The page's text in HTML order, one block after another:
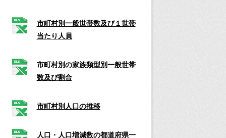
市町村別一般世帯数及び１世帯
当たり人員
市町村別の家族類型別一般世帯
数及び割合
市町村別人口の推移
人口・人口増減数の都道府県一